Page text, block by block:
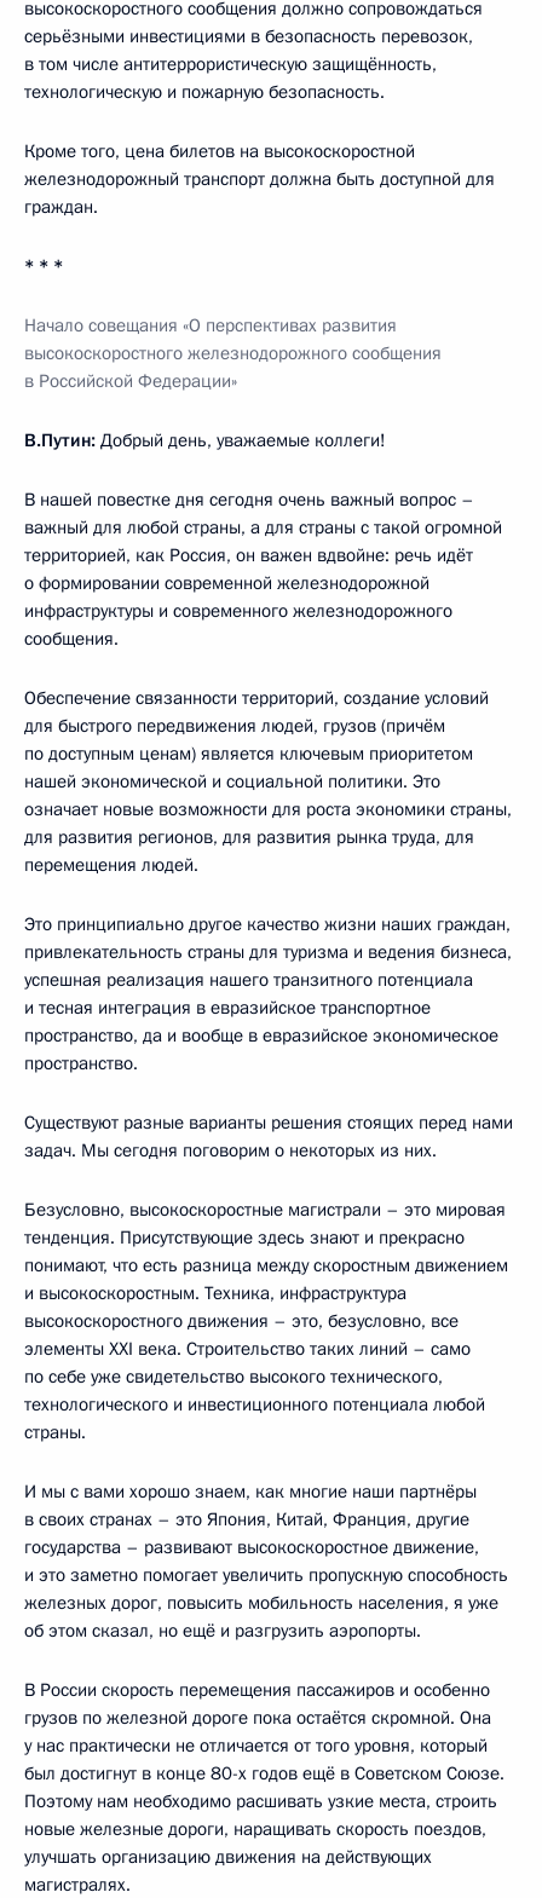
высокоскоростного сообщения должно сопровождаться
серьёзными инвестициями в безопасность перевозок,
в том числе антитеррористическую защищённость,
технологическую и пожарную безопасность.
Кроме того, цена билетов на высокоскоростной
железнодорожный транспорт должна быть доступной для
граждан.
* * *
Начало совещания «О перспективах развития
высокоскоростного железнодорожного сообщения
в Российской Федерации»
В.Путин: Добрый день, уважаемые коллеги!
В нашей повестке дня сегодня очень важный вопрос –
важный для любой страны, а для страны с такой огромной
территорией, как Россия, он важен вдвойне: речь идёт
о формировании современной железнодорожной
инфраструктуры и современного железнодорожного
сообщения.
Обеспечение связанности территорий, создание условий
для быстрого передвижения людей, грузов (причём
по доступным ценам) является ключевым приоритетом
нашей экономической и социальной политики. Это
означает новые возможности для роста экономики страны,
для развития регионов, для развития рынка труда, для
перемещения людей.
Это принципиально другое качество жизни наших граждан,
привлекательность страны для туризма и ведения бизнеса,
успешная реализация нашего транзитного потенциала
и тесная интеграция в евразийское транспортное
пространство, да и вообще в евразийское экономическое
пространство.
Существуют разные варианты решения стоящих перед нами
задач. Мы сегодня поговорим о некоторых из них.
Безусловно, высокоскоростные магистрали – это мировая
тенденция. Присутствующие здесь знают и прекрасно
понимают, что есть разница между скоростным движением
и высокоскоростным. Техника, инфраструктура
высокоскоростного движения – это, безусловно, все
элементы XXI века. Строительство таких линий – само
по себе уже свидетельство высокого технического,
технологического и инвестиционного потенциала любой
страны.
И мы с вами хорошо знаем, как многие наши партнёры
в своих странах – это Япония, Китай, Франция, другие
государства – развивают высокоскоростное движение,
и это заметно помогает увеличить пропускную способность
железных дорог, повысить мобильность населения, я уже
об этом сказал, но ещё и разгрузить аэропорты.
В России скорость перемещения пассажиров и особенно
грузов по железной дороге пока остаётся скромной. Она
у нас практически не отличается от того уровня, который
был достигнут в конце 80-х годов ещё в Советском Союзе.
Поэтому нам необходимо расшивать узкие места, строить
новые железные дороги, наращивать скорость поездов,
улучшать организацию движения на действующих
магистралях.